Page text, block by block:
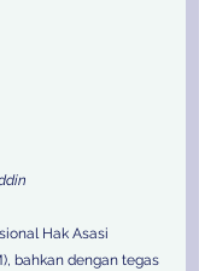
Hak Asasi
bahkan dengan tegas